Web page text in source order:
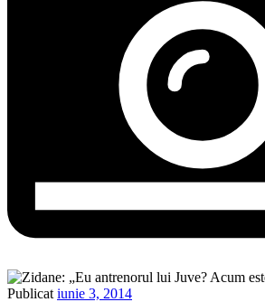
Publicat iunie 3, 2014